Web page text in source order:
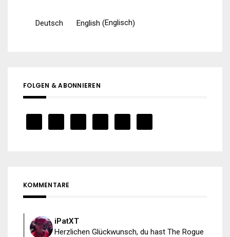
Deutsch English (Englisch)
FOLGEN & ABONNIEREN
KOMMENTARE
iPatXT
Herzlichen Glückwunsch, du hast The Rogue